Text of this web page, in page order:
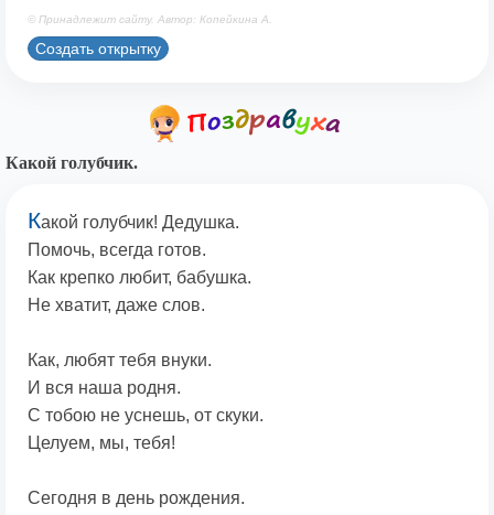
© Принадлежит сайту. Автор: Копейкина А.
Создать открытку
Какой голубчик.
Какой голубчик! Дедушка.
Помочь, всегда готов.
Как крепко любит, бабушка.
Не хватит, даже слов.
Как, любят тебя внуки.
И вся наша родня.
С тобою не уснешь, от скуки.
Целуем, мы, тебя!
Сегодня в день рождения.